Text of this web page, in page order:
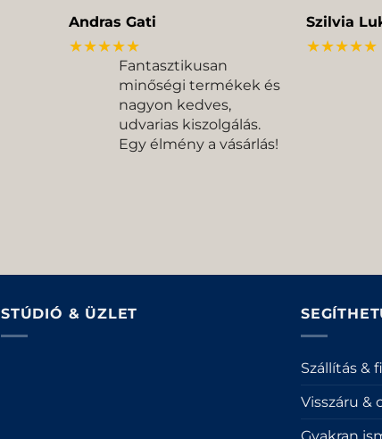
Andras Gati
★★★★★
Fantasztikusan
minőségi termékek és
nagyon kedves,
udvarias kiszolgálás.
Egy élmény a vásárlás!
Szilvia
★★★★★
STÚDIÓ & ÜZLET
Szállítás &
Visszáru &